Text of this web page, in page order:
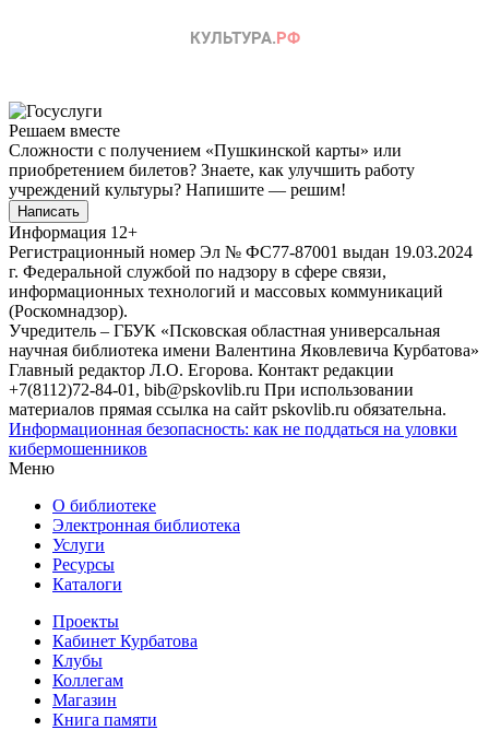
Решаем вместе
Сложности с получением «Пушкинской карты» или
приобретением билетов? Знаете, как улучшить работу
учреждений культуры? Напишите — решим!
Написать
Информация 12+
Регистрационный номер Эл № ФС77-87001 выдан 19.03.2024
г. Федеральной службой по надзору в сфере связи,
информационных технологий и массовых коммуникаций
(Роскомнадзор).
Учредитель – ГБУК «Псковская областная универсальная
научная библиотека имени Валентина Яковлевича Курбатова»
Главный редактор Л.О. Егорова. Контакт редакции
+7(8112)72-84-01, bib@pskovlib.ru При использовании
материалов прямая ссылка на сайт pskovlib.ru обязательна.
Информационная безопасность: как не поддаться на уловки
кибермошенников
Меню
О библиотеке
Электронная библиотека
Услуги
Ресурсы
Каталоги
Проекты
Кабинет Курбатова
Клубы
Коллегам
Магазин
Книга памяти